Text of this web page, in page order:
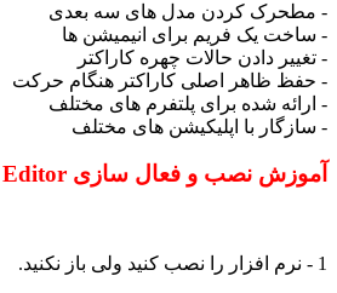
- مطحرک کردن مدل های سه بعدی
- ساخت یک فریم برای انیمیشن ها
- تغییر دادن حالات چهره کاراکتر
- حفظ ظاهر اصلی کاراکتر هنگام حرکت
- ارائه شده برای پلتفرم های مختلف
- سازگار با اپلیکیشن های مختلف
آموزش نصب و فعال سازی Live2D Cubism Editor
1 - نرم افزار را نصب کنید ولی باز نکنید.